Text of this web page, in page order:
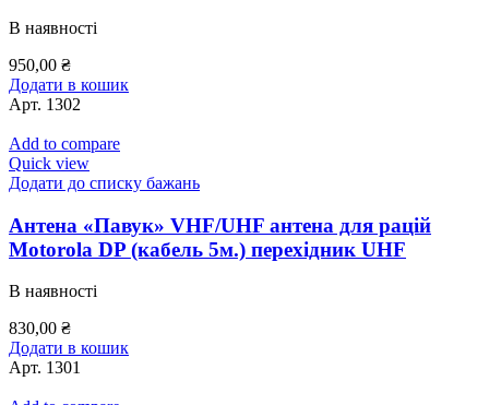
В наявності
950,00 ₴
Додати в кошик
Арт. 1302
Add to compare
Quick view
Додати до списку бажань
Антена «Павук» VHF/UHF антена для рацій
Motorola DP (кабель 5м.) перехідник UHF
В наявності
830,00 ₴
Додати в кошик
Арт. 1301